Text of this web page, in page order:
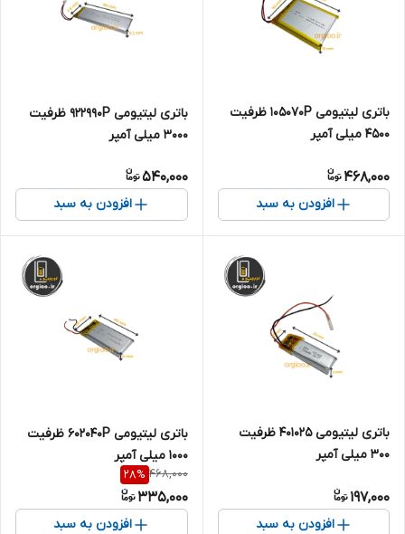
باتری لیتیومی 105070P ظرفیت
4500 میلی آمپر
468,000
افزودن به سبد
باتری لیتیومی 922990P ظرفیت
3000 میلی آمپر
540,000
افزودن به سبد
باتری لیتیومی 401025 ظرفیت
300 میلی آمپر
197,000
افزودن به سبد
باتری لیتیومی 602040P ظرفیت
1000 میلی آمپر
468,000
28%
335,000
افزودن به سبد